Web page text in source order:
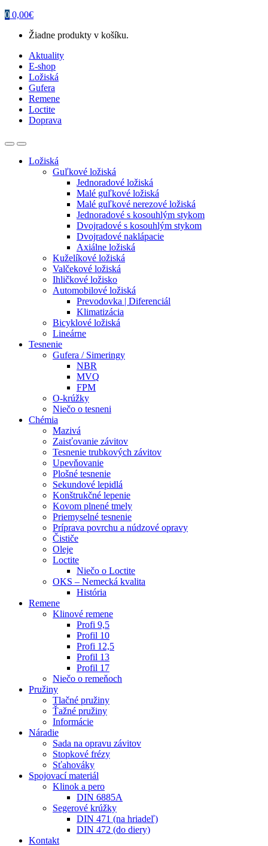
0 0,00€
Žiadne produkty v košíku.
Aktuality
E-shop
Ložiská
Gufera
Remene
Loctite
Doprava
Ložiská
Guľkové ložiská
Jednoradové ložiská
Malé guľkové ložiská
Malé guľkové nerezové ložiská
Jednoradové s kosouhlým stykom
Dvojradové s kosouhlým stykom
Dvojradové naklápacie
Axiálne ložiská
Kuželíkové ložiská
Valčekové ložiská
Ihličkové ložisko
Automobilové ložiská
Prevodovka | Diferenciál
Klimatizácia
Bicyklové ložiská
Lineárne
Tesnenie
Gufera / Simeringy
NBR
MVQ
FPM
O-krúžky
Niečo o tesneni
Chémia
Mazivá
Zaisťovanie závitov
Tesnenie trubkových závitov
Upevňovanie
Plošné tesnenie
Sekundové lepidlá
Konštrukčné lepenie
Kovom plnené tmely
Priemyselné tesnenie
Príprava povrchu a núdzové opravy
Čističe
Oleje
Loctite
Niečo o Loctite
OKS – Nemecká kvalita
História
Remene
Klinové remene
Profi 9,5
Profil 10
Profi 12,5
Profil 13
Profil 17
Niečo o remeňoch
Pružiny
Tlačné pružiny
Ťažné pružiny
Informácie
Náradie
Sada na opravu závitov
Stopkové frézy
Sťahováky
Spojovací materiál
Klinok a pero
DIN 6885A
Segerové krúžky
DIN 471 (na hriadeľ)
DIN 472 (do diery)
Kontakt